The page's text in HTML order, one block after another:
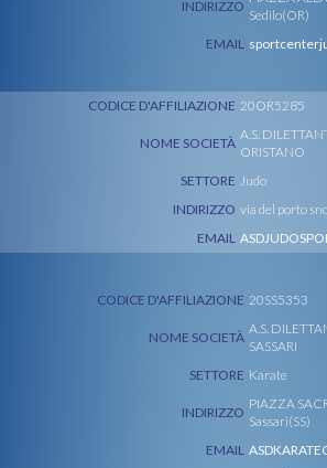
INDIRIZZO
Sedilo(OR)
EMAIL
CODICE D'AFFILIAZIONE 20OR5285
NOME SOCIETÀ
A.S.
ORISTANO
SETTORE Judo
INDIRIZZO via del porto
EMAIL
CODICE D'AFFILIAZIONE 20SS5353
NOME SOCIETÀ
A.S.
SASSARI
SETTORE Karate
INDIRIZZO
PIAZZA
Sassari(SS)
EMAIL